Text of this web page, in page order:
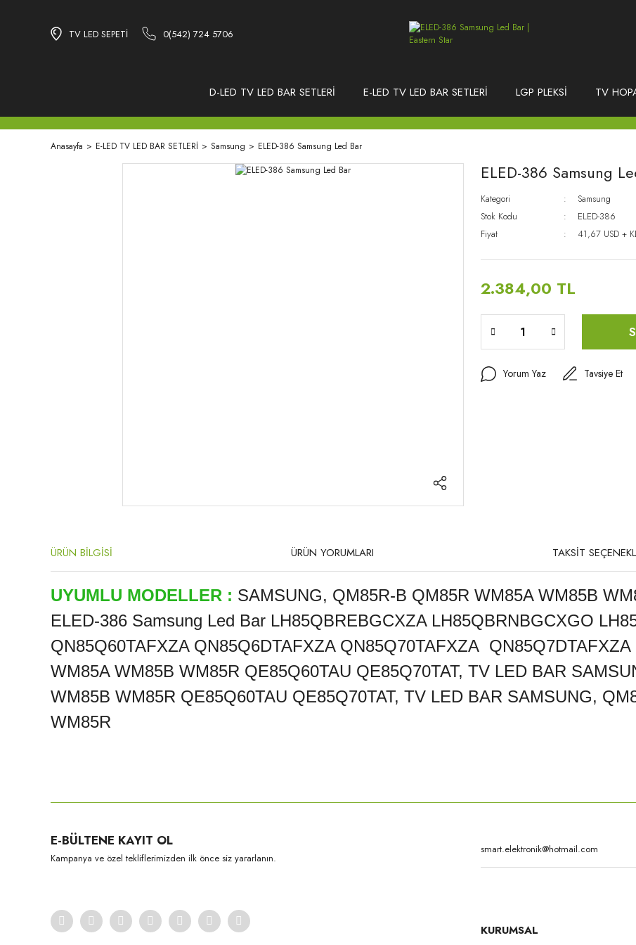
TV LED SEPETİ 0(542) 724 5706
D-LED TV LED BAR SETLERİ E-LED TV LED BAR SETLERİ LGP PLEKSİ TV
Anasayfa E-LED TV LED BAR SETLERİ Samsung ELED-386 Samsung Led Bar
ELED-386 Samsung
Kategori
Samsung
Stok Kodu
ELED-386
Fiyat
41,67 USD +
2.384,00 TL
Yorum Yaz Tavsiye Et
ÜRÜN BİLGİSİ ÜRÜN YORUMLARI TAKSİT
UYUMLU MODELLER : SAMSUNG, QM85R-B QM85R WM85A WM85B
ELED-386 Samsung Led Bar LH85QBREBGCXZA LH85QBRNBGCXGO
QN85Q60TAFXZA QN85Q6DTAFXZA QN85Q70TAFXZA
WM85A WM85B WM85R QE85Q60TAU QE85Q70TAT, TV LED BAR
WM85B WM85R QE85Q60TAU QE85Q70TAT, TV LED BAR SAMSUNG,
WM85R
Ürün açıklamasında eksik bilgiler bulunuyor.
Ürün bilgilerinde hatalar bulunuyor.
E-BÜLTENE KAYIT OL
Kampanya ve özel tekliflerimizden ilk önce siz yararlanın.
KURUMSAL